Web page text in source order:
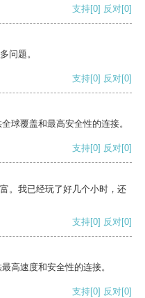
支持[0] 反对[0]
问题。
支持[0] 反对[0]
球覆盖和最高安全性的连接。
支持[0] 反对[0]
。我已经玩了好几个小时，还
支持[0] 反对[0]
高速度和安全性的连接。
支持[0] 反对[0]